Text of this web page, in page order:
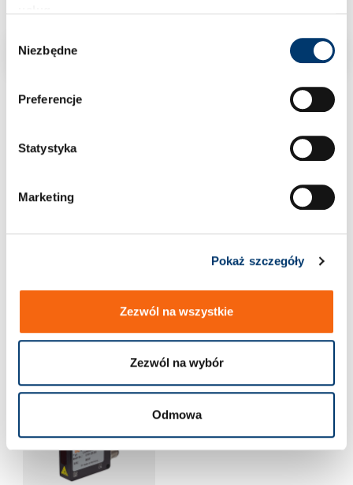
Niezbędne
Preferencje
Statystyka
Marketing
Pokaż szczegóły
Zezwól na wszystkie
Zezwól na wybór
Odmowa
Filtr/sortowanie
3 Znaleziono artykuł
2191.00.12.04.
2191.20.01 2191.20.01